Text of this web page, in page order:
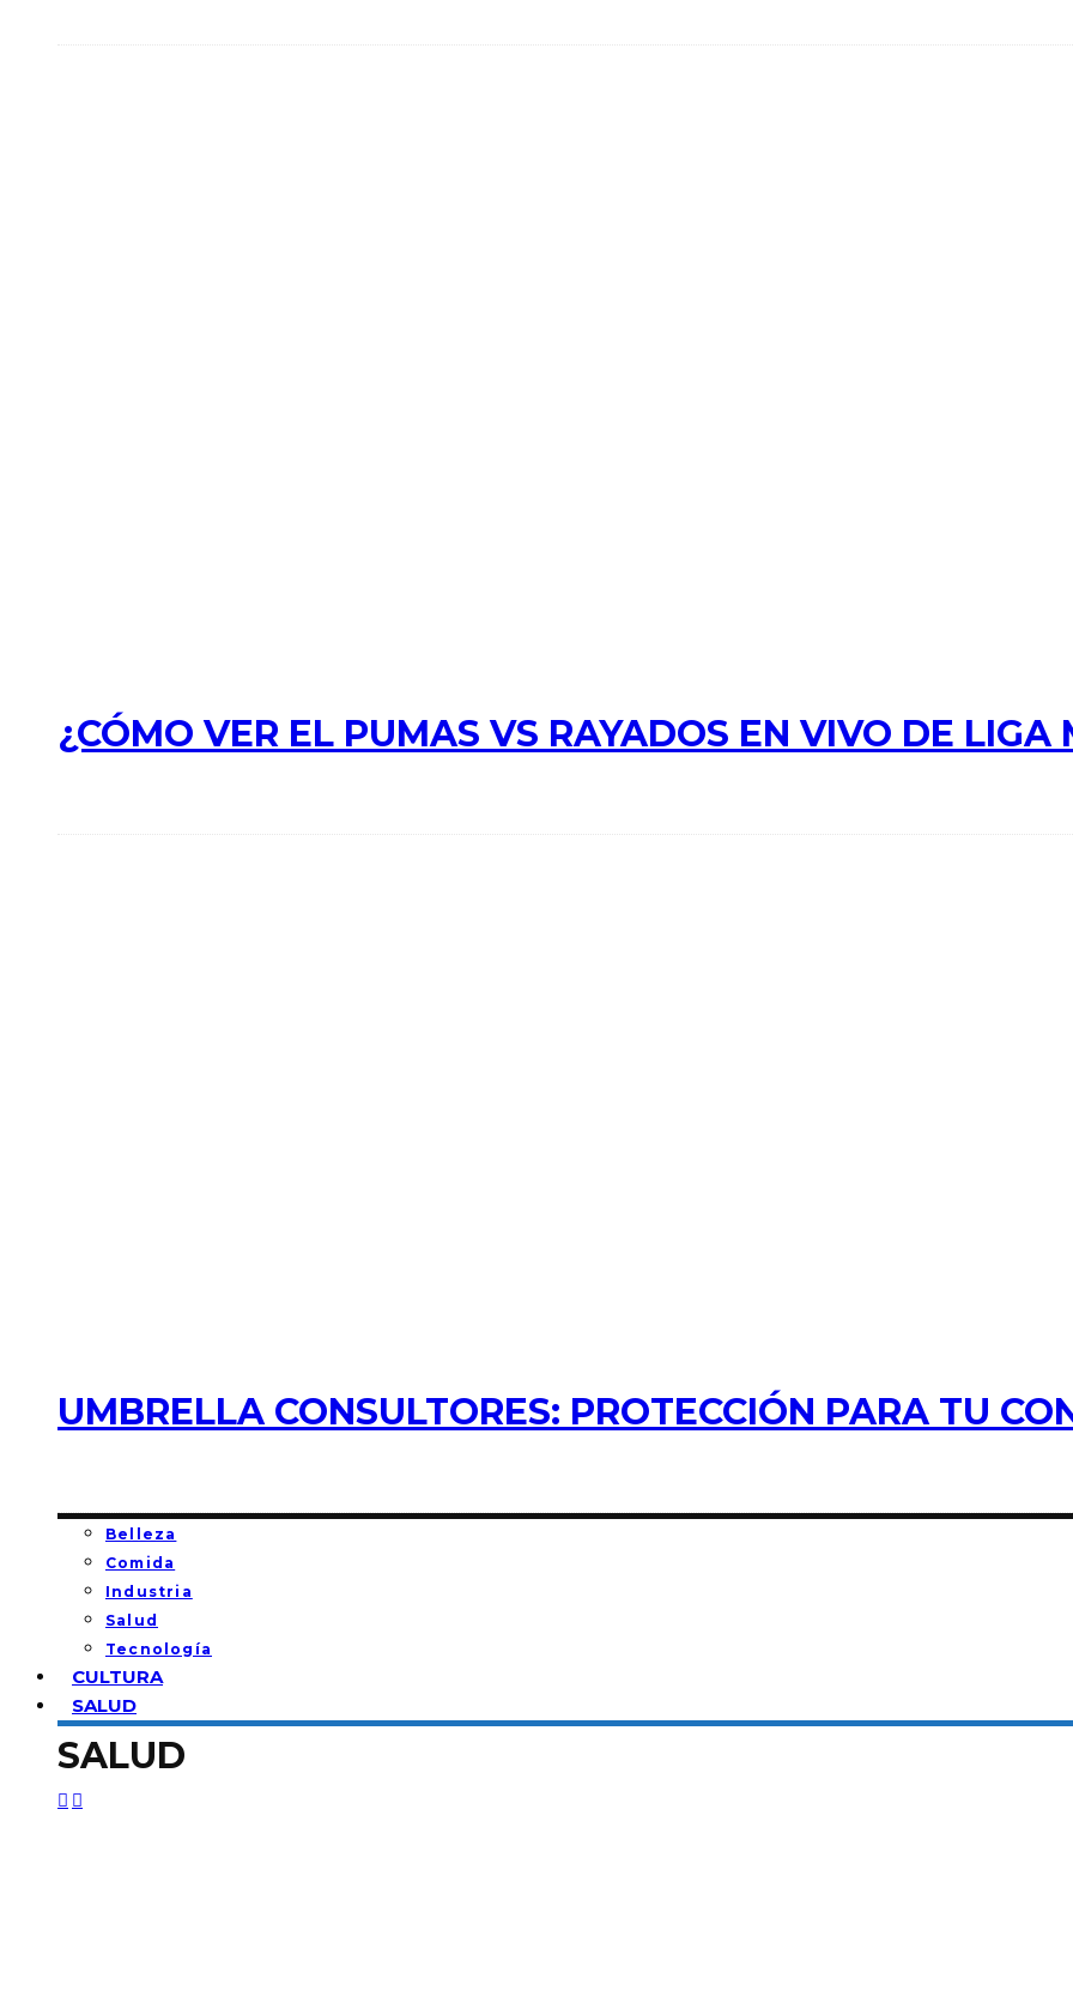
¿CÓMO VER EL PUMAS VS RAYADOS EN VIVO DE LIGA
UMBRELLA CONSULTORES: PROTECCIÓN PARA TU
Belleza
Comida
Industria
Salud
Tecnología
CULTURA
SALUD
SALUD